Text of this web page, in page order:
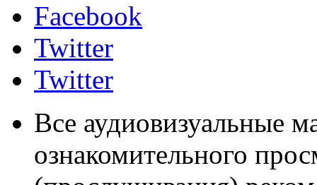
Facebook
Twitter
Twitter
Все аудиовизуальные
ознакомительного